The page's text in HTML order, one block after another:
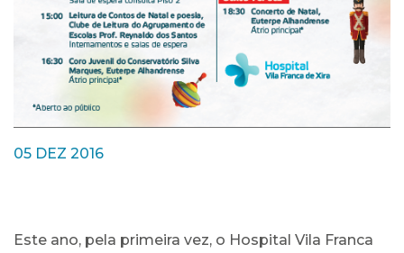
05 DEZ 2016
Este ano, pela primeira vez, o Hospital Vila Franca